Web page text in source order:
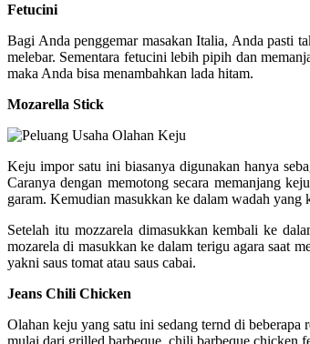
Fetucini
Bagi Anda penggemar masakan Italia, Anda pasti
melebar. Sementara fetucini lebih pipih dan
maka Anda bisa menambahkan lada hitam.
Mozarella Stick
Keju impor satu ini biasanya digunakan hanya
Caranya dengan memotong secara memanjang
garam. Kemudian masukkan ke dalam wadah
Setelah itu mozzarela dimasukkan kembali ke
mozarela di masukkan ke dalam terigu agara saat
yakni saus tomat atau saus cabai.
Jeans Chili Chicken
Olahan keju yang satu ini sedang ternd di
mulai dari grilled barbeque, chili barbeque chicken